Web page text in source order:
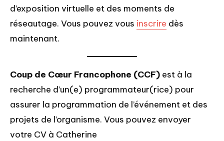
d’exposition virtuelle et des moments de
réseautage. Vous pouvez vous inscrire dès
maintenant.
Coup de Cœur Francophone (CCF) est à la
recherche d’un(e) programmateur(rice) pour
assurer la programmation de l’événement et des
projets de l’organisme. Vous pouvez envoyer
votre CV à Catherine